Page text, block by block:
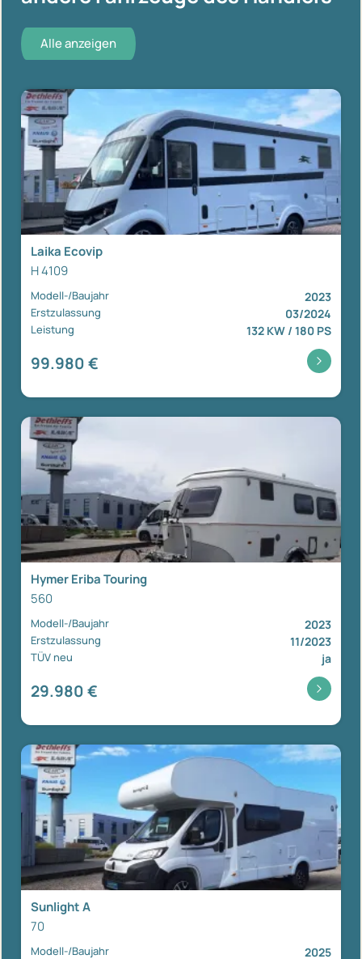
Alle anzeigen
Laika Ecovip
H 4109
Modell-/Baujahr 2023
Erstzulassung 03/2024
Leistung 132 KW / 180 PS
99.980 €
Hymer Eriba Touring
560
Modell-/Baujahr 2023
Erstzulassung 11/2023
TÜV neu ja
29.980 €
Sunlight A
70
Modell-/Baujahr 2025